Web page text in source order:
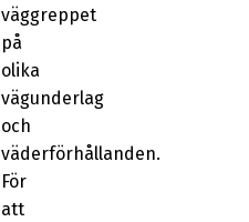
väggreppet
på
olika
vägunderlag
och
väderförhållanden.
För
att